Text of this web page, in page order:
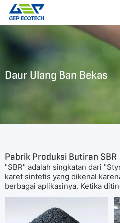
APLIKASI
RILIS
HUBUNGI KAMI
Daur Ulang Ban Bekas
Pabrik Produksi Butiran SBR
"SBR" adalah singkatan dari
karet sintetis yang dikenal
berbagai aplikasinya. Ketika
menunjukkan ketahanan yang
penuaan, menjadikannya
Popularitas butiran SBR telah